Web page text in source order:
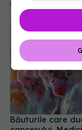
Băuturile care
cancerului.
12 oct 2025, 15:16